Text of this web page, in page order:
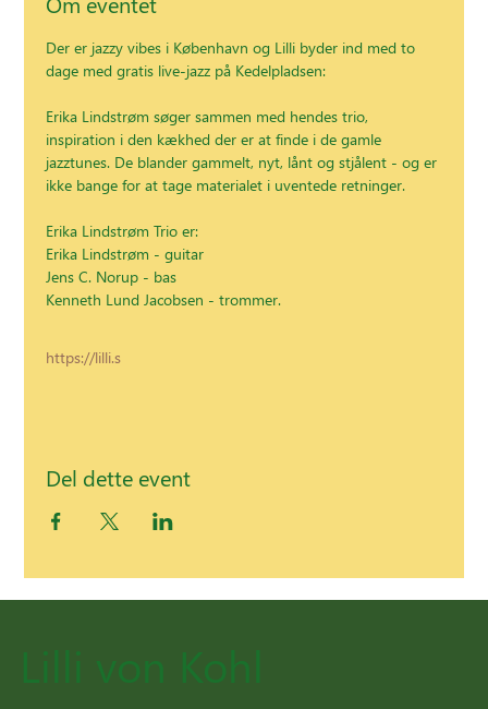
Der er jazzy vibes i København og Lilli byder ind med to
dage med gratis live-jazz på Kedelpladsen:
Erika Lindstrøm søger sammen med hendes trio,
inspiration i den kækhed der er at finde i de gamle
jazztunes. De blander gammelt, nyt, lånt og stjålent - og er
ikke bange for at tage materialet i uventede retninger.
Erika Lindstrøm Trio er:
Erika Lindstrøm - guitar
Jens C. Norup - bas
Kenneth Lund Jacobsen - trommer.
https://lilli.s
Del dette event
Lilli von Kohl